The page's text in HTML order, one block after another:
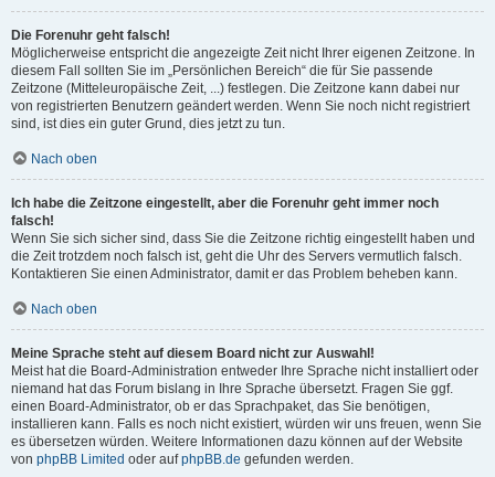
Die Forenuhr geht falsch!
Möglicherweise entspricht die angezeigte Zeit nicht Ihrer eigenen Zeitzone. In
diesem Fall sollten Sie im „Persönlichen Bereich“ die für Sie passende
Zeitzone (Mitteleuropäische Zeit, ...) festlegen. Die Zeitzone kann dabei nur
von registrierten Benutzern geändert werden. Wenn Sie noch nicht registriert
sind, ist dies ein guter Grund, dies jetzt zu tun.
Nach oben
Ich habe die Zeitzone eingestellt, aber die Forenuhr geht immer noch
falsch!
Wenn Sie sich sicher sind, dass Sie die Zeitzone richtig eingestellt haben und
die Zeit trotzdem noch falsch ist, geht die Uhr des Servers vermutlich falsch.
Kontaktieren Sie einen Administrator, damit er das Problem beheben kann.
Nach oben
Meine Sprache steht auf diesem Board nicht zur Auswahl!
Meist hat die Board-Administration entweder Ihre Sprache nicht installiert oder
niemand hat das Forum bislang in Ihre Sprache übersetzt. Fragen Sie ggf.
einen Board-Administrator, ob er das Sprachpaket, das Sie benötigen,
installieren kann. Falls es noch nicht existiert, würden wir uns freuen, wenn Sie
es übersetzen würden. Weitere Informationen dazu können auf der Website
von phpBB Limited oder aufphpBB.de gefunden werden.